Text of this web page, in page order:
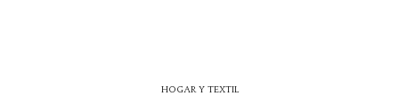
HOGAR Y TEXTIL